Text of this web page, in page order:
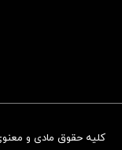
کلیه حقوق مادی و